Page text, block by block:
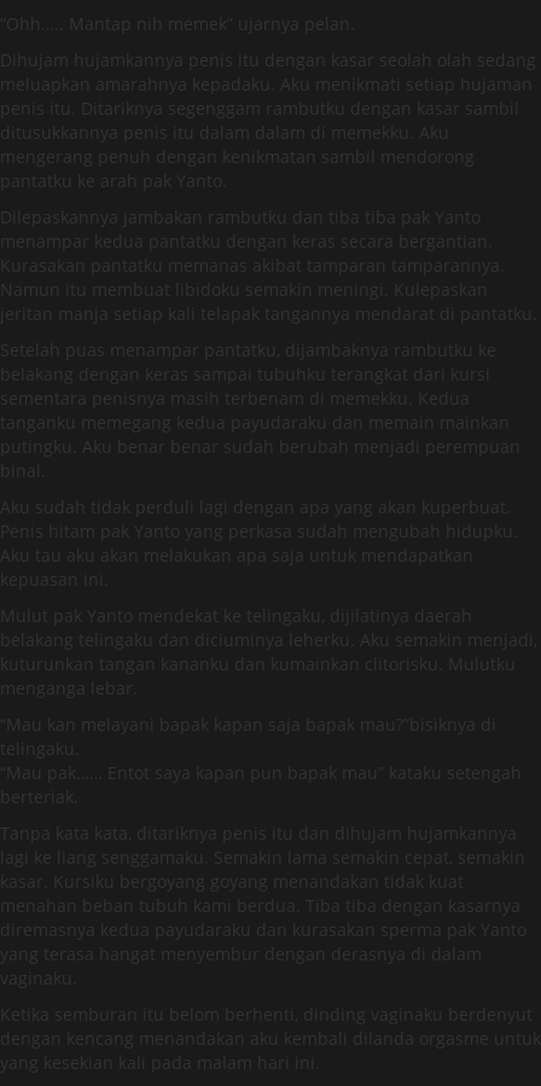
“Ohh….. Mantap nih memek” ujarnya pelan.
Dihujam hujamkannya penis itu dengan kasar seolah olah sedang
meluapkan amarahnya kepadaku. Aku menikmati setiap hujaman
penis itu. Ditariknya segenggam rambutku dengan kasar sambil
ditusukkannya penis itu dalam dalam di memekku. Aku
mengerang penuh dengan kenikmatan sambil mendorong
pantatku ke arah pak Yanto.
Dilepaskannya jambakan rambutku dan tiba tiba pak Yanto
menampar kedua pantatku dengan keras secara bergantian.
Kurasakan pantatku memanas akibat tamparan tamparannya.
Namun itu membuat libidoku semakin meningi. Kulepaskan
jeritan manja setiap kali telapak tangannya mendarat di pantatku.
Setelah puas menampar pantatku, dijambaknya rambutku ke
belakang dengan keras sampai tubuhku terangkat dari kursi
sementara penisnya masih terbenam di memekku. Kedua
tanganku memegang kedua payudaraku dan memain mainkan
putingku. Aku benar benar sudah berubah menjadi perempuan
binal.
Aku sudah tidak perduli lagi dengan apa yang akan kuperbuat.
Penis hitam pak Yanto yang perkasa sudah mengubah hidupku.
Aku tau aku akan melakukan apa saja untuk mendapatkan
kepuasan ini.
Mulut pak Yanto mendekat ke telingaku, dijilatinya daerah
belakang telingaku dan diciuminya leherku. Aku semakin menjadi,
kuturunkan tangan kananku dan kumainkan clitorisku. Mulutku
menganga lebar.
“Mau kan melayani bapak kapan saja bapak mau?”bisiknya di
telingaku.
“Mau pak…… Entot saya kapan pun bapak mau” kataku setengah
berteriak.
Tanpa kata kata, ditariknya penis itu dan dihujam hujamkannya
lagi ke liang senggamaku. Semakin lama semakin cepat, semakin
kasar. Kursiku bergoyang goyang menandakan tidak kuat
menahan beban tubuh kami berdua. Tiba tiba dengan kasarnya
diremasnya kedua payudaraku dan kurasakan sperma pak Yanto
yang terasa hangat menyembur dengan derasnya di dalam
vaginaku.
Ketika semburan itu belom berhenti, dinding vaginaku berdenyut
dengan kencang menandakan aku kembali dilanda orgasme untuk
yang kesekian kali pada malam hari ini.